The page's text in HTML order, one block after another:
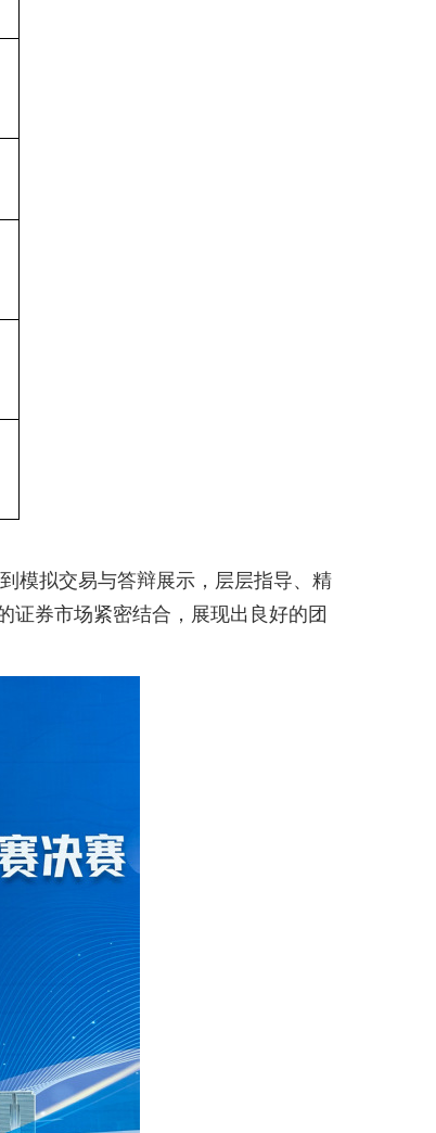
拟交易与答辩展示，层层指导、精
证券市场紧密结合，展现出良好的团